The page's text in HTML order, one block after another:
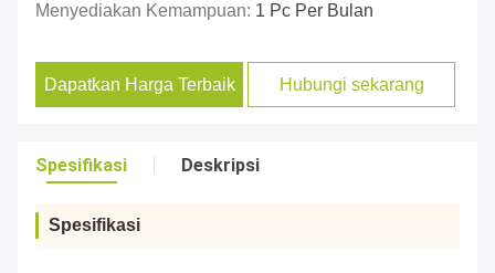
Menyediakan Kemampuan: 1 Pc Per Bulan
Dapatkan Harga Terbaik Hubungi sekarang
Spesifikasi Deskripsi
Spesifikasi